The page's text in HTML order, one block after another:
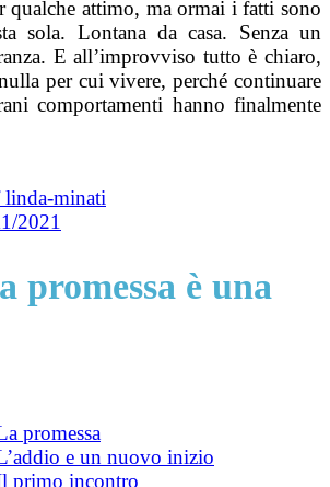
qualche attimo, ma ormai i fatti sono
sola. Lontana da casa. Senza un
E all’improvviso tutto è chiaro,
per cui vivere, perché continuare
comportamenti hanno finalmente
2021
promessa è una
promessa
e un nuovo inizio
primo incontro